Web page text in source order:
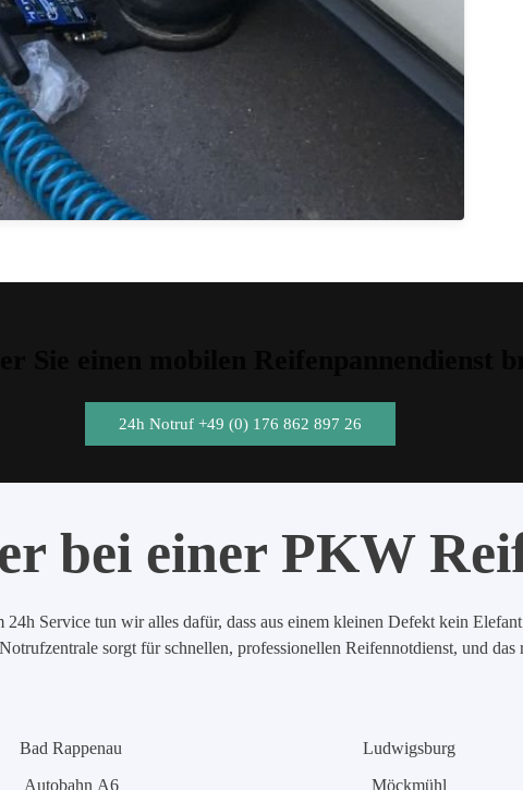
24h Notruf +49 (0) 176 862 897 26
bei einer PKW
24h Service tun wir alles dafür, dass aus einem kleinen Defekt kein
sorgt für schnellen, professionellen Reifennotdienst, und das
Bad Rappenau
Autobahn A6
Ludwigsburg
Möckmühl